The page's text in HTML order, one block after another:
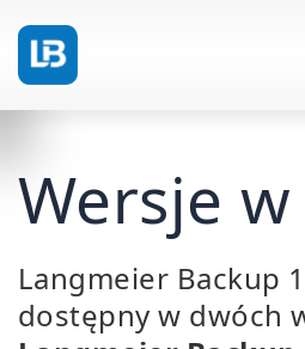
Wersje
Langmeier Backup
dostępny w dwóch